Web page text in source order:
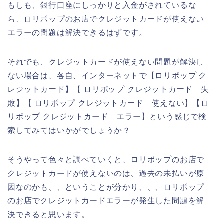
もしも、銀行口座にしっかりと入金がされているな
ら、ロリポップのお店でクレジットカードが使えない
エラーの問題は解決できるはずです。
それでも、クレジットカードが使えない問題が解決し
ない場合は、各自、インターネットで【ロリポップ ク
レジットカード】【 ロリポップ クレジットカード 失
敗】【 ロリポップ クレジットカード 使えない】【ロ
リポップ クレジットカード エラー】という感じで検
索してみてはいかがでしょうか？
そうやって色々と調べていくと、ロリポップのお店で
クレジットカードが使えないのは、過去の未払いが原
因なのかも、、ということが分かり、、、ロリポップ
のお店でクレジットカードエラーが発生した問題を解
決できると思います。